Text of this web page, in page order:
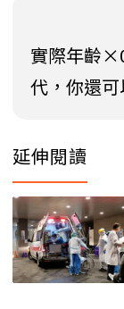
實際年齡
代，你還
延伸閱讀